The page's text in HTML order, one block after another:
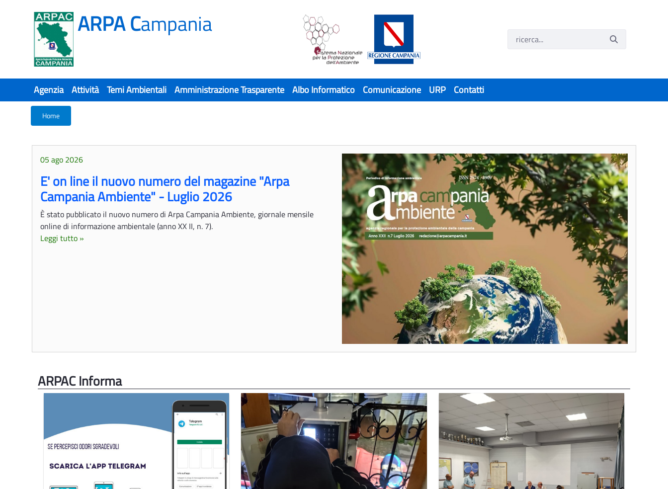
ARPA Campania
Agenzia Attività Temi Ambientali Amministrazione Trasparente Albo Informatico Comunicazione URP Contatti
Home
Home
05 ago 2026
E' on line il nuovo numero del magazine "Arpa
Campania Ambiente" - Luglio 2026
È stato pubblicato il nuovo numero di Arpa Campania Ambiente, giornale mensile
online di informazione ambientale (anno XX II, n. 7).
Leggi tutto »
ARPAC Informa